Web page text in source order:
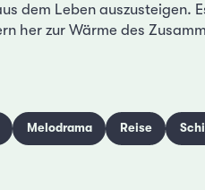
dem Leben auszusteigen.
her zur Wärme des
Melodrama Reise